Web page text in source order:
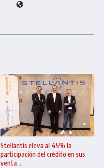
Stellantis eleva al 45% la
participación del crédito en sus
venta ...